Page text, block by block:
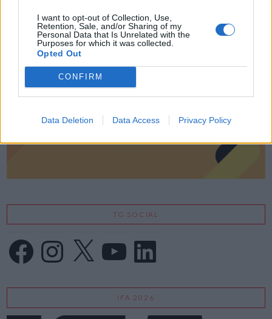
I want to opt-out of Collection, Use,
Retention, Sale, and/or Sharing of my
Personal Data that Is Unrelated with the
Purposes for which it was collected.
Opted Out
CONFIRM
Data Deletion Data Access Privacy Policy
LE MIGLIORI OFFERTE AMAZON
TG SOCIAL
FacebookInstagram
X YouTube LinkedIn
IFA 2026